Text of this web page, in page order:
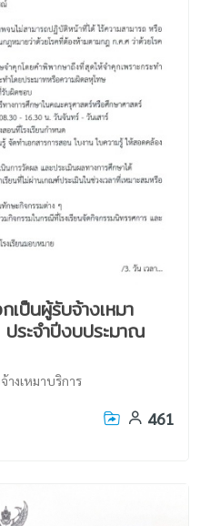
ป็นผู้รับจ้างเหมา
ระจำปีงบประมาณ
งเหมาบริการ
461